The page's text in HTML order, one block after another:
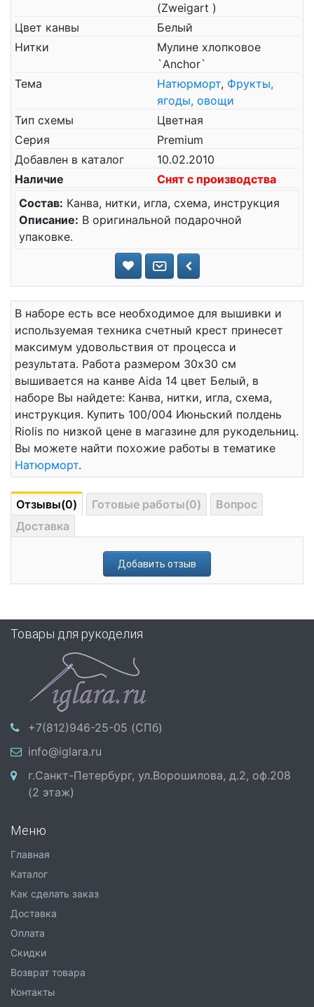
(Zweigart )
Цвет канвы
Белый
Нитки
Мулине хлопковое
`Anchor`
Тема
Натюрморт, Фрукты,
ягоды, овощи
Тип схемы
Цветная
Серия
Premium
Добавлен в каталог
10.02.2010
Наличие
Снят с производства
Состав: Канва, нитки, игла, схема, инструкция
Описание: В оригинальной подарочной
упаковке.
В наборе есть все необходимое для вышивки и
используемая техника счетный крест принесет
максимум удовольствия от процесса и
результата. Работа размером 30x30 см
вышивается на канве Aida 14 цвет Белый, в
наборе Вы найдете: Канва, нитки, игла, схема,
инструкция. Купить 100/004 Июньский полдень
Riolis по низкой цене в магазине для рукодельниц.
Вы можете найти похожие работы в тематике
Натюрморт.
Отзывы(0) Готовые работы(0)
Вопрос
Доставка
Добавить отзыв
Товары для рукоделия
+7(812)946-25-05 (СПб)
info@iglara.ru
г.Санкт-Петербург, ул.Ворошилова, д.2, оф.208
(2 этаж)
Меню
Главная
Каталог
Как сделать заказ
Доставка
Оплата
Скидки
Возврат товара
Контакты